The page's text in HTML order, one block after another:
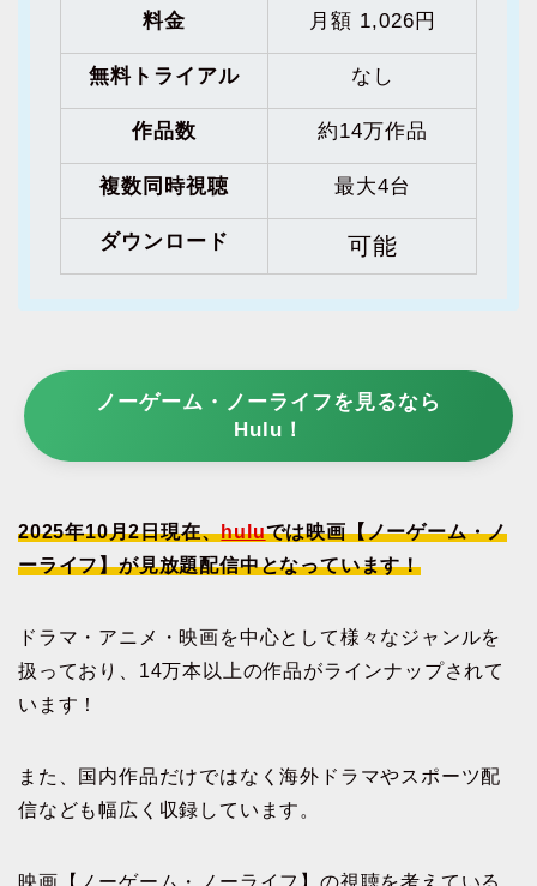
料金 月額 1,026円
無料トライアル なし
作品数 約14万作品
複数同時視聴 最大4台
ダウンロード 可能
ノーゲーム・ノーライフを見るなら
Hulu！
2025年10月2日現在、huluでは映画【ノーゲーム・ノ
ーライフ】が見放題配信中となっています！
ドラマ・アニメ・映画を中心として様々なジャンルを
扱っており、14万本以上の作品がラインナップされて
います！
また、国内作品だけではなく海外ドラマやスポーツ配
信なども幅広く収録しています。